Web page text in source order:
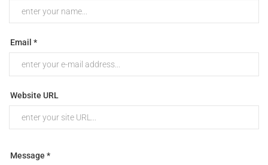
Email *
Website URL
Message *